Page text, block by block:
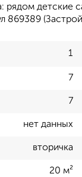
рядом
869389
1
7
7
нет данных
вторичка
20 м²